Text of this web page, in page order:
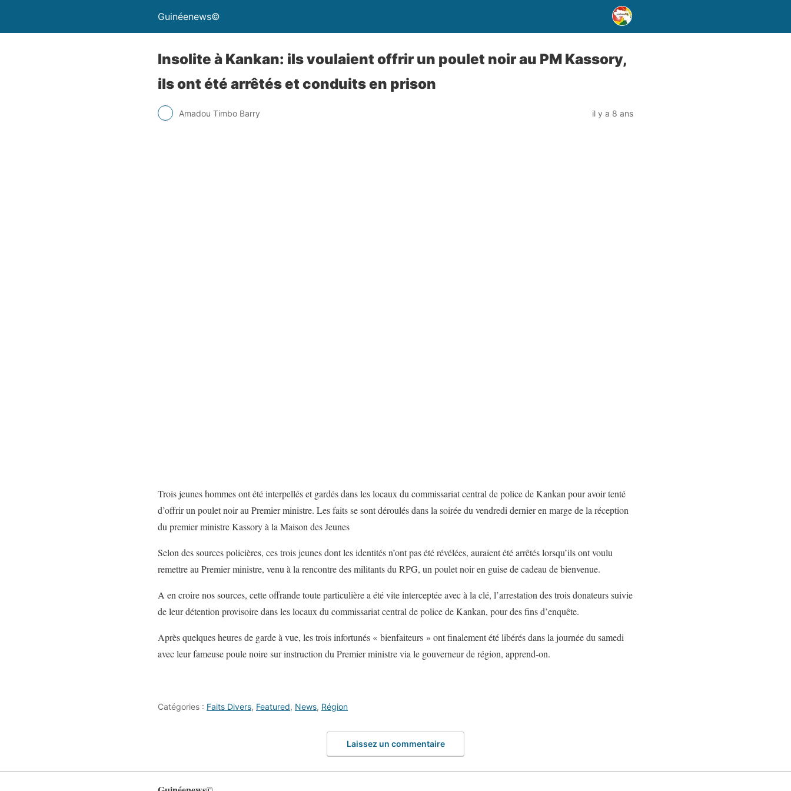
Guinéenews©
Insolite à Kankan: ils voulaient offrir un poulet noir au PM Kassory,
ils ont été arrêtés et conduits en prison
Amadou Timbo Barry il y a 8 ans
Trois jeunes hommes ont été interpellés et gardés dans les locaux du commissariat central de police de Kankan pour avoir tenté
d’offrir un poulet noir au Premier ministre. Les faits se sont déroulés dans la soirée du vendredi dernier en marge de la réception
du premier ministre Kassory à la Maison des Jeunes
Selon des sources policières, ces trois jeunes dont les identités n’ont pas été révélées, auraient été arrêtés lorsqu’ils ont voulu
remettre au Premier ministre, venu à la rencontre des militants du RPG, un poulet noir en guise de cadeau de bienvenue.
A en croire nos sources, cette offrande toute particulière a été vite interceptée avec à la clé, l’arrestation des trois donateurs suivie
de leur détention provisoire dans les locaux du commissariat central de police de Kankan, pour des fins d’enquête.
Après quelques heures de garde à vue, les trois infortunés « bienfaiteurs » ont finalement été libérés dans la journée du samedi
avec leur fameuse poule noire sur instruction du Premier ministre via le gouverneur de région, apprend-on.
Catégories : Faits Divers, Featured, News, Région
Laissez un commentaire